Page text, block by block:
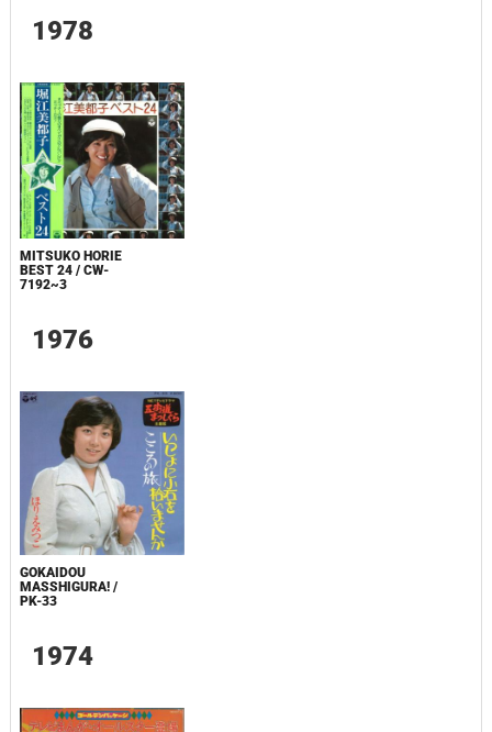
1978
MITSUKO HORIE
BEST 24 / CW-
7192~3
1976
GOKAIDOU
MASSHIGURA! /
PK-33
1974